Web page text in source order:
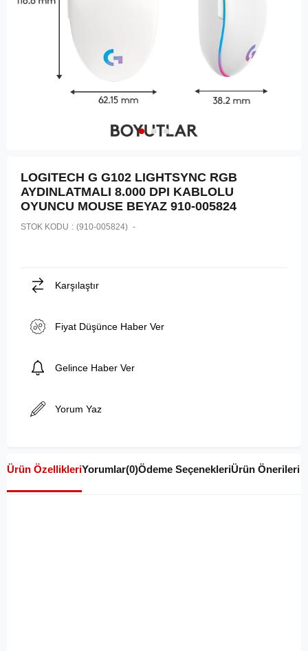
LOGITECH G G102 LIGHTSYNC RGB
AYDINLATMALI 8.000 DPI KABLOLU
OYUNCU MOUSE BEYAZ 910-005824
STOK KODU (910-005824)
Karşılaştır
Fiyat Düşünce Haber Ver
Gelince Haber Ver
Yorum Yaz
Ürün ÖzellikleriYorumlar(0)Ödeme SeçenekleriÜrün Önerileri